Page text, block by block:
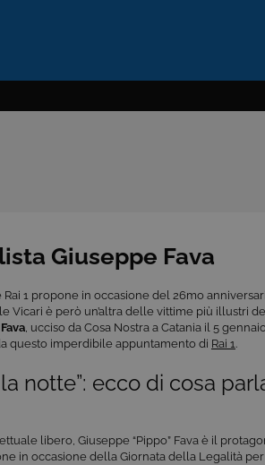
Giuseppe Fava
Rai 1 propone in occasione del 26mo
Vicari è però un’altra delle vittime più illustri
, ucciso da Cosa Nostra a Catania il 5
questo imperdibile appuntamento di Rai 1.
notte”: ecco di cosa
libero, Giuseppe “Pippo” Fava è il
in occasione della Giornata della Legalità